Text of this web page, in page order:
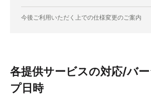
今後ご利用いただく上での仕様変更のご案内
各提供サービスの対応/バ
プ日時